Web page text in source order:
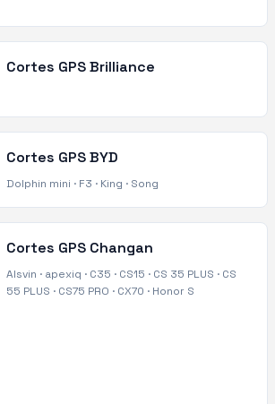
Cortes GPSBrilliance
Cortes GPSBYD
Dolphin mini · F3 · King · Song
Cortes GPS Changan
Alsvin · apexiq · C35 · CS15 · CS 35 PLUS · CS
55 PLUS · CS75 PRO · CX70 · Honor S